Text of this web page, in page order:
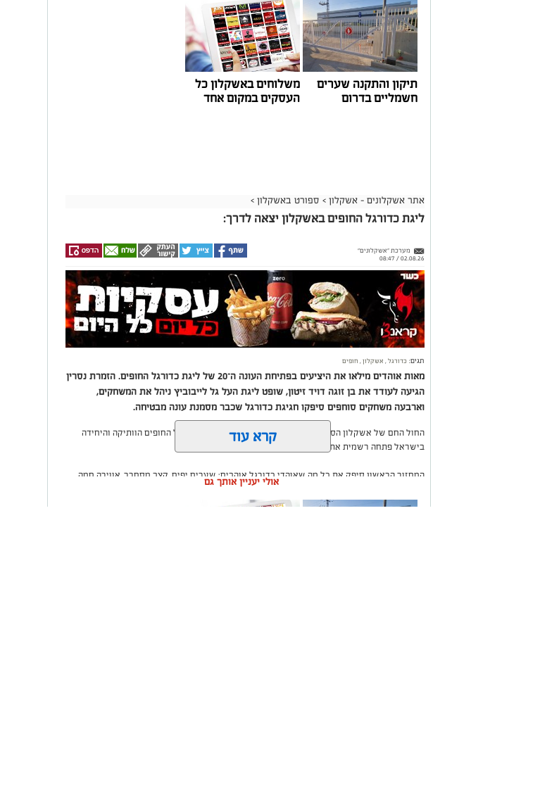
תיקון והתקנה שערים
חשמליים בדרום
משלוחים באשקלון כל
העסקים במקום אחד
אתר אשקלונים - אשקלון > ספורט באשקלון >
ליגת כדורגל החופים באשקלון יצאה לדרך:
מערכת "אשקלונים"
02.08.26 / 08:47
תגים: כדורגל, אשקלון, חופים
מאות אוהדים מילאו את היציעים בפתיחת העונה ה־20 של ליגת כדורגל החופים. הזמרת נסרין
הגיעה לעודד את בן זוגה דויד זיטון, שופט ליגת העל גל לייבוביץ ניהל את המשחקים,
וארבעה משחקים סוחפים סיפקו חגיגת כדורגל שכבר מסמנת עונה מבטיחה.
החול החם של אשקלון הסמיק השבוע מהתרגשות, כאשר ליגת כדורגל החופים הוותיקה והיחידה
בישראל פתחה רשמית את עונתה ה-20.
המחזור הראשון סיפק את כל מה שאוהדי כדורגל אוהבים: שערים יפים, קצב מסחרר, אווירה חמה
ביציעים ורמה מקצועית גבוהה כיאה למפעל בעל מסורת מפוארת.
קרא עוד
אולי יעניין אותך גם